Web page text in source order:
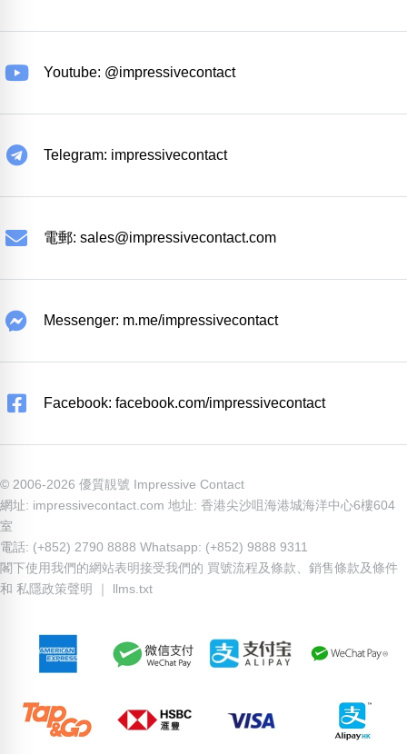
Youtube: @impressivecontact
Telegram: impressivecontact
電郵: sales@impressivecontact.com
Messenger: m.me/impressivecontact
Facebook: facebook.com/impressivecontact
© 2006-2026 優質靚號 Impressive Contact
網址: impressivecontact.com 地址: 香港尖沙咀海港城海洋中心6樓604
室
電話: (+852) 2790 8888 Whatsapp: (+852) 9888 9311
閣下使用我們的網站表明接受我們的 買號流程及條款
銷售條款及條件
和 私隱政策聲明 llms.txt